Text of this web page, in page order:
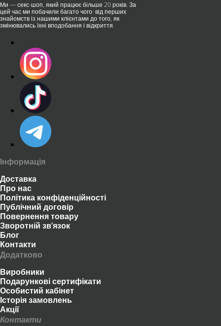
Ми — секс-шоп, який працює більше 20 років. За
цей час ми побачили багато чого: від перших
знайомств із нашими клієнтами до того, як
змінювались їхні вподобання і відкриття.
Інформація
Доставка
Про нас
Політика конфіденційності
Публічний договір
Повернення товару
Зворотній зв’язок
Блог
Контакти
Додатково
Виробники
Подарункові сертифікати
Особистий кабінет
Історія замовлень
Акції
Контакти